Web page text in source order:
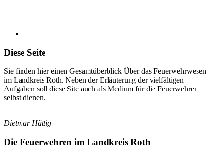
Diese Seite
Sie finden hier einen Gesamtüberblick Über das Feuerwehrwesen
im Landkreis Roth. Neben der Erläuterung der vielfältigen
Aufgaben soll diese Site auch als Medium für die Feuerwehren
selbst dienen.
Dietmar Hättig
Die Feuerwehren im Landkreis Roth